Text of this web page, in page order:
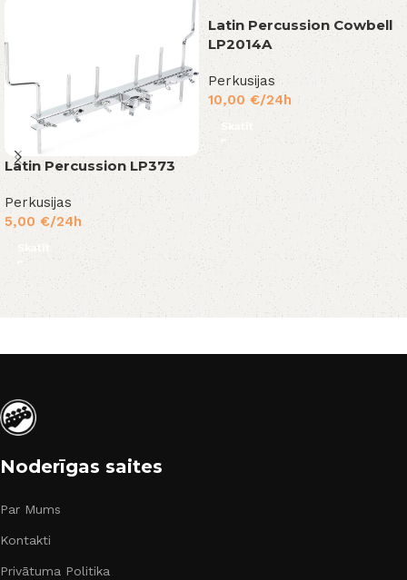
Latin Percussion LP373
Perkusijas
5,00 €/24h
Skatīt
Latin Percussion Cowbell
LP2014A
Perkusijas
10,00 €/24h
Skatīt
Noderīgas saites
Par Mums
Kontakti
Privātuma Politika